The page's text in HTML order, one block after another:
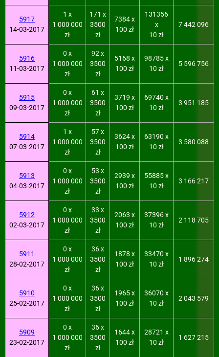
5917
14-03-2017
1 x
1 000 000
zł
171 x
3500
zł
7384 x
100 zł
131356
x
10 zł
7 442 096
5916
11-03-2017
0 x
1 000 000
zł
92 x
3500
zł
5168 x
100 zł
98785 x
10 zł
5 596 756
5915
09-03-2017
0 x
1 000 000
zł
61 x
3500
zł
3719 x
100 zł
69740 x
10 zł
3 951 185
5914
07-03-2017
1 x
1 000 000
zł
57 x
3500
zł
3624 x
100 zł
63190 x
10 zł
3 580 088
5913
04-03-2017
0 x
1 000 000
zł
53 x
3500
zł
2939 x
100 zł
55885 x
10 zł
3 166 217
5912
02-03-2017
0 x
1 000 000
zł
33 x
3500
zł
2063 x
100 zł
37396 x
10 zł
2 118 705
5911
28-02-2017
0 x
1 000 000
zł
36 x
3500
zł
1878 x
100 zł
33470 x
10 zł
1 896 274
5910
25-02-2017
0 x
1 000 000
zł
36 x
3500
zł
1965 x
100 zł
36070 x
10 zł
2 043 579
5909
23-02-2017
0 x
1 000 000
zł
36 x
3500
zł
1644 x
100 zł
28721 x
10 zł
1 627 215